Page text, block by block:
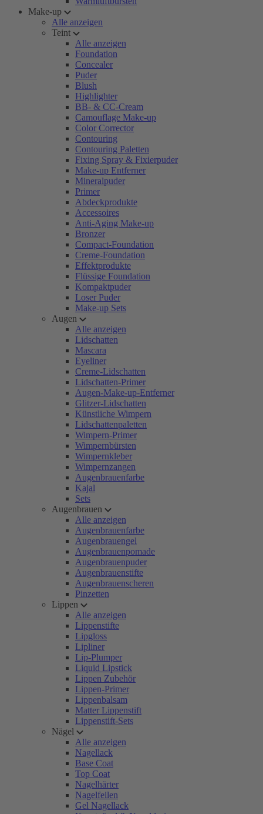
Make-up
Alle anzeigen
Teint
Alle anzeigen
Foundation
Concealer
Puder
Blush
Highlighter
BB- & CC-Cream
Camouflage Make-up
Color Corrector
Contouring
Contouring Paletten
Fixing Spray & Fixierpuder
Make-up Entferner
Mineralpuder
Primer
Abdeckprodukte
Accessoires
Anti-Aging Make-up
Bronzer
Compact-Foundation
Creme-Foundation
Effektprodukte
Flüssige Foundation
Kompaktpuder
Loser Puder
Make-up Sets
Augen
Alle anzeigen
Lidschatten
Mascara
Eyeliner
Creme-Lidschatten
Lidschatten-Primer
Augen-Make-up-Entferner
Glitzer-Lidschatten
Künstliche Wimpern
Lidschattenpaletten
Wimpern-Primer
Wimpernbürsten
Wimpernkleber
Wimpernzangen
Augenbrauenfarbe
Kajal
Sets
Augenbrauen
Alle anzeigen
Augenbrauenfarbe
Augenbrauengel
Augenbrauenpomade
Augenbrauenpuder
Augenbrauenstifte
Augenbrauenscheren
Pinzetten
Lippen
Alle anzeigen
Lippenstifte
Lipgloss
Lipliner
Lip-Plumper
Liquid Lipstick
Lippen Zubehör
Lippen-Primer
Lippenbalsam
Matter Lippenstift
Lippenstift-Sets
Nägel
Alle anzeigen
Nagellack
Base Coat
Top Coat
Nagelhärter
Nagelfeilen
Gel Nagellack